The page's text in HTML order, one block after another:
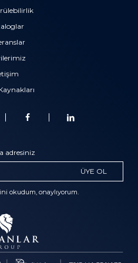
adresiniz
ÜYE OL
okudum, onaylıyorum.